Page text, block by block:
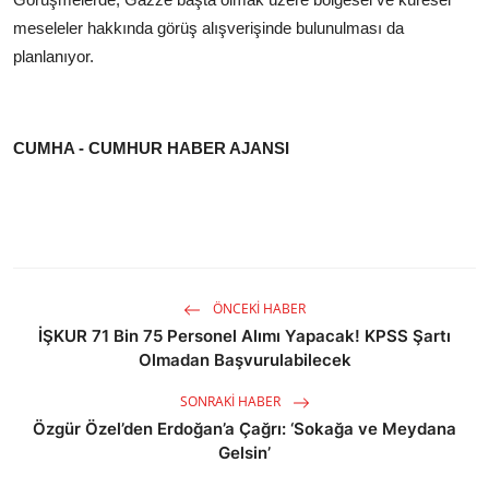
meseleler hakkında görüş alışverişinde bulunulması da
planlanıyor.
CUMHA - CUMHUR HABER AJANSI
ÖNCEKI HABER
İŞKUR 71 Bin 75 Personel Alımı Yapacak! KPSS Şartı
Olmadan Başvurulabilecek
SONRAKI HABER
Özgür Özel’den Erdoğan’a Çağrı: ‘Sokağa ve Meydana
Gelsin’